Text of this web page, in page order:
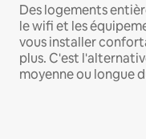
Des logements
le wifi et les
vous installer
plus. C'est
moyenne ou longue